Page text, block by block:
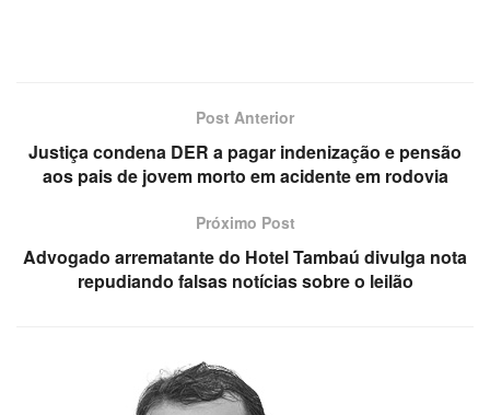
Post Anterior
Justiça condena DER a pagar indenização e pensão
aos pais de jovem morto em acidente em rodovia
Próximo Post
Advogado arrematante do Hotel Tambaú divulga nota
repudiando falsas notícias sobre o leilão